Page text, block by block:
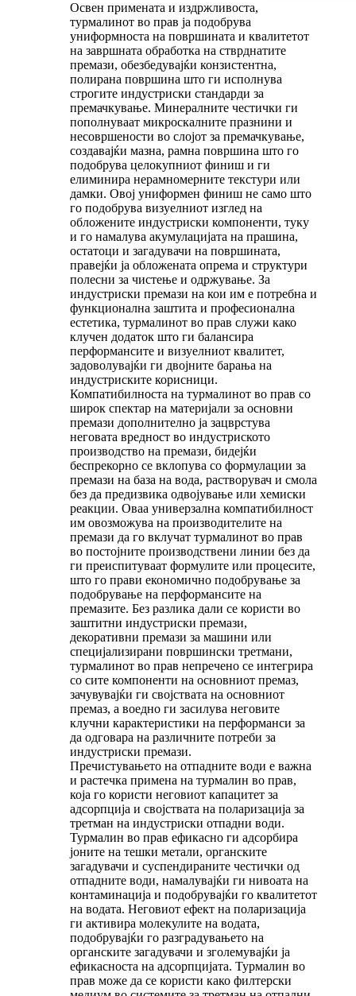
Освен примената и издржливоста,
турмалинот во прав ја подобрува
униформноста на површината и квалитетот
на завршната обработка на стврднатите
премази, обезбедувајќи конзистентна,
полирана површина што ги исполнува
строгите индустриски стандарди за
премачкување. Минералните честички ги
пополнуваат микроскалните празнини и
несовршености во слојот за премачкување,
создавајќи мазна, рамна површина што го
подобрува целокупниот финиш и ги
елиминира нерамномерните текстури или
дамки. Овој униформен финиш не само што
го подобрува визуелниот изглед на
обложените индустриски компоненти, туку
и го намалува акумулацијата на прашина,
остатоци и загадувачи на површината,
правејќи ја обложената опрема и структури
полесни за чистење и одржување. За
индустриски премази на кои им е потребна и
функционална заштита и професионална
естетика, турмалинот во прав служи како
клучен додаток што ги балансира
перформансите и визуелниот квалитет,
задоволувајќи ги двојните барања на
индустриските корисници.
Компатибилноста на турмалинот во прав со
широк спектар на материјали за основни
премази дополнително ја зацврстува
неговата вредност во индустриското
производство на премази, бидејќи
беспрекорно се вклопува со формулации за
премази на база на вода, растворувач и смола
без да предизвика одвојување или хемиски
реакции. Оваа универзална компатибилност
им овозможува на производителите на
премази да го вклучат турмалинот во прав
во постојните производствени линии без да
ги преиспитуваат формулите или процесите,
што го прави економично подобрување за
подобрување на перформансите на
премазите. Без разлика дали се користи во
заштитни индустриски премази,
декоративни премази за машини или
специјализирани површински третмани,
турмалинот во прав непречено се интегрира
со сите компоненти на основниот премаз,
зачувувајќи ги својствата на основниот
премаз, а воедно ги засилува неговите
клучни карактеристики на перформанси за
да одговара на различните потреби за
индустриски премази.
Пречистувањето на отпадните води е важна
и растечка примена на турмалин во прав,
која го користи неговиот капацитет за
адсорпција и својствата на поларизација за
третман на индустриски отпадни води.
Турмалин во прав ефикасно ги адсорбира
јоните на тешки метали, органските
загадувачи и суспендираните честички од
отпадните води, намалувајќи ги нивоата на
контаминација и подобрувајќи го квалитетот
на водата. Неговиот ефект на поларизација
ги активира молекулите на водата,
подобрувајќи го разградувањето на
органските загадувачи и зголемувајќи ја
ефикасноста на адсорпцијата. Турмалин во
прав може да се користи како филтерски